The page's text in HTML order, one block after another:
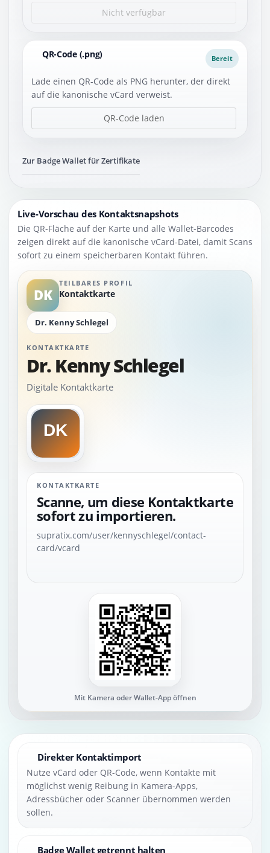
Nicht verfügbar
QR-Code (.png) Bereit
Lade einen QR-Code als PNG herunter, der direkt
auf die kanonische vCard verweist.
QR-Code laden
Zur Badge Wallet für Zertifikate
Live-Vorschau des Kontaktsnapshots
Die QR-Fläche auf der Karte und alle Wallet-Barcodes
zeigen direkt auf die kanonische vCard-Datei, damit Scans
sofort zu einem speicherbaren Kontakt führen.
DK
TEILBARES PROFIL
Kontaktkarte
Dr. Kenny Schlegel
KONTAKTKARTE
Dr. Kenny Schlegel
Digitale Kontaktkarte
KONTAKTKARTE
Scanne, um diese Kontaktkarte
sofort zu importieren.
supratix.com/user/kennyschlegel/contact-
card/vcard
Mit Kamera oder Wallet-App öffnen
Direkter Kontaktimport
Nutze vCard oder QR-Code, wenn Kontakte mit
möglichst wenig Reibung in Kamera-Apps,
Adressbücher oder Scanner übernommen werden
sollen.
Badge Wallet getrennt halten